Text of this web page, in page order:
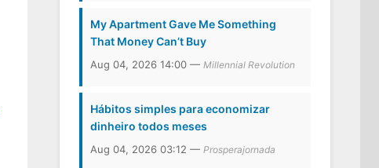
My Apartment Gave Me Something
That Money Can’t Buy
Aug 04, 2026 14:00 —Millennial Revolution
Hábitos simples para economizar
dinheiro todos meses
Aug 04, 2026 03:12 —Prosperajornada